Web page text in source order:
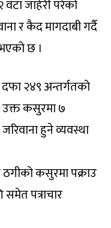
जाहेरी परेको
र कैद मागदाबी गर्दै
छ ।
२४९ अन्तर्गतको
उक्त कसुरमा ७
हुने व्यवस्था
कसुरमा पक्राउ
पत्राचार